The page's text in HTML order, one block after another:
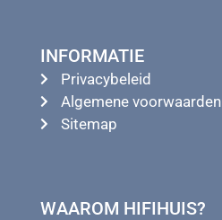
INFORMATIE
Privacybeleid
Algemene voorwaarden
Sitemap
WAAROM HIFIHUIS?